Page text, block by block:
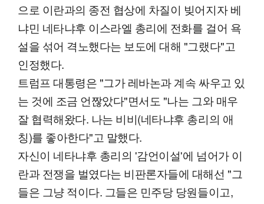
으로 이란과의 종전 협상에 차질이 빚어지자 베
냐민 네타냐후 이스라엘 총리에 전화를 걸어 욕
설을 섞어 격노했다는 보도에 대해 "그랬다"고
인정했다.
트럼프 대통령은 "그가 레바논과 계속 싸우고 있
는 것에 조금 언짢았다"면서도 "나는 그와 매우
잘 협력해왔다. 나는 비비(네타냐후 총리의 애
칭)를 좋아한다"고 말했다.
자신이 네타냐후 총리의 '감언이설'에 넘어가 이
란과 전쟁을 벌였다는 비판론자들에 대해선 "그
들은 그냥 적이다. 그들은 민주당 당원들이고,